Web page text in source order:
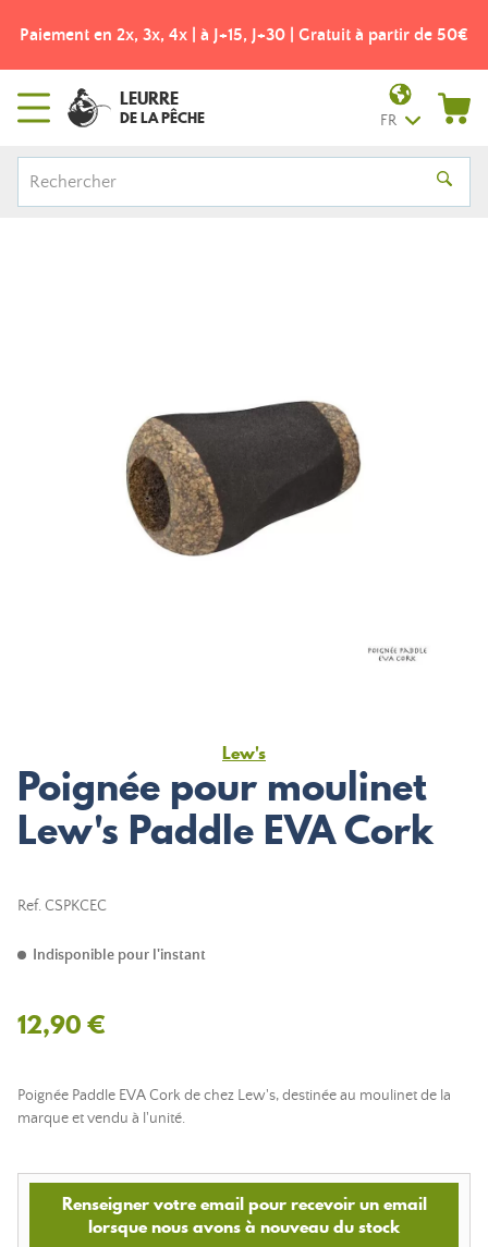
Paiement en 2x, 3x, 4x | à J+15, J+30 | Gratuit à partir de 50€
LEURRE
DE LA PÊCHE FR
Lew's
Poignée pour moulinet
Lew's Paddle EVA Cork
Ref. CSPKCEC
Indisponible pour l'instant
12,90 €
Poignée Paddle EVA Cork de chez Lew's, destinée au moulinet de la
marque et vendu à l'unité.
Renseigner votre email pour recevoir un email
lorsque nous avons à nouveau du stock